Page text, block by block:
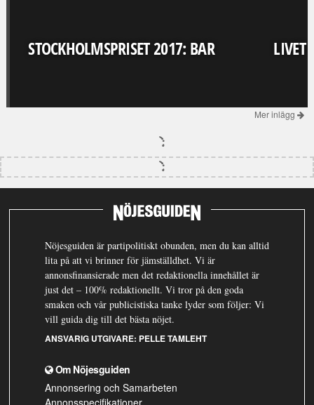
STOCKHOLMSPRISET 2017: BAR LIVET
Mer inlägg
Nöjesguiden är partipolitiskt obunden, men du kan alltid
lita på att vi brinner för jämställdhet. Vi är
annonsfinansierade men det redaktionella innehållet är
just det – 100% redaktionellt. Vi tror på den goda
smaken och vår publicistiska tanke lyder som följer: Vi
vill guida dig till det bästa nöjet.
ANSVARIG UTGIVARE: PELLE TAMLEHT
Om Nöjesguiden
Annonsering och Samarbeten